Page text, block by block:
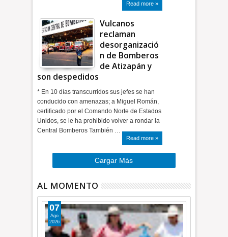
Read more »
Vulcanos
reclaman
desorganizació
n de Bomberos
de Atizapán y
son despedidos
* En 10 días transcurridos sus jefes se han
conducido con amenazas; a Miguel Román,
certificado por el Comando Norte de Estados
Unidos, se le ha prohibido volver a rondar la
Central Bomberos También …
Read more »
Cargar Más
AL MOMENTO
07
Ago
2026